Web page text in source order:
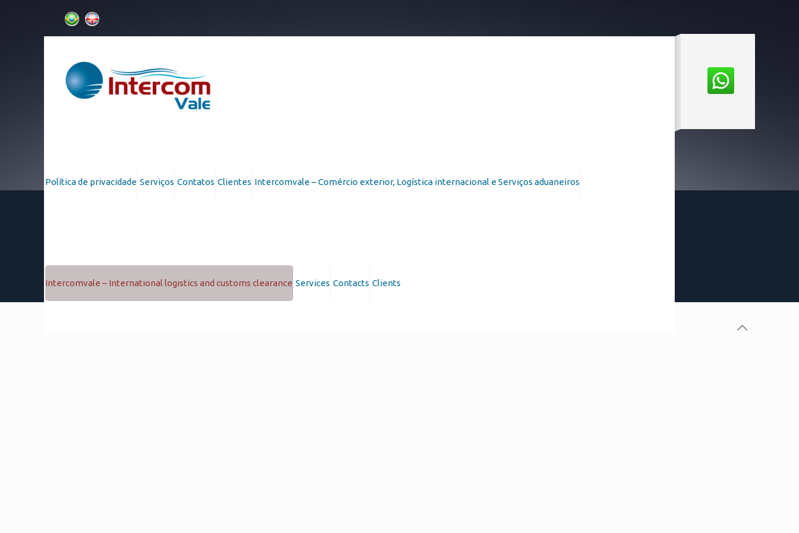
Política de privacidade Serviços Contatos Clientes Intercomvale – Comércio exterior, Logística internacional e Serviços aduaneiros
Intercomvale – International logistics and customs clearance Services Contacts Clients
home_jet_map_brasil_EN